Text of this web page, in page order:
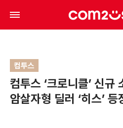
컴투스
컴투스 ‘크로니클’ 신규
암살자형 딜러 ‘히스’ 등